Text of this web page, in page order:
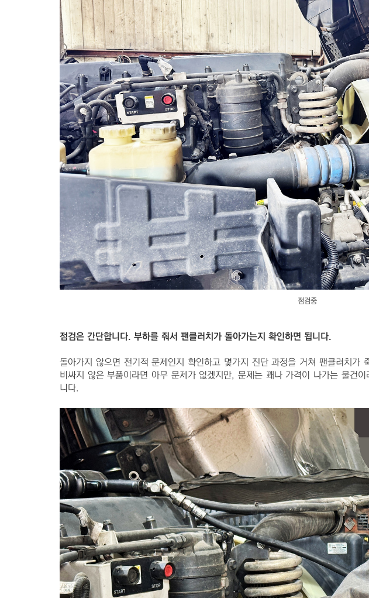
점검중
점검은 간단합니다. 부하를 줘서 팬클러치가 돌아가는지 확인하면 됩니다.
돌아가지 않으면 전기적 문제인지 확인하고 몇가지 진단 과정을 거쳐 팬클러치가
비싸지 않은 부품이라면 아무 문제가 없겠지만, 문제는 꽤나 가격이 나가는 물건
니다.